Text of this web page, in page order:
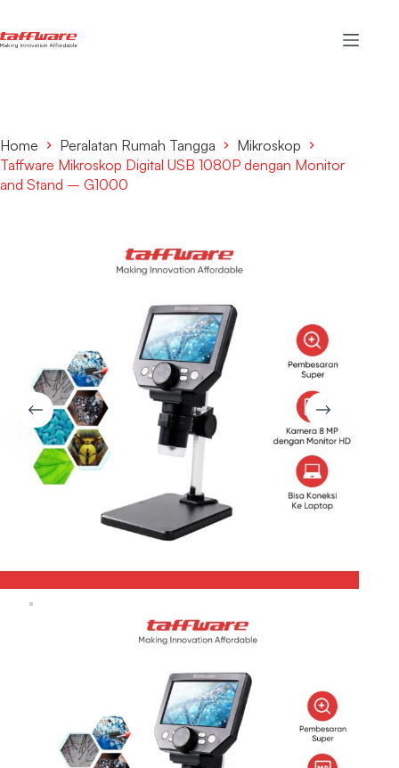
Home Peralatan Rumah Tangga
Mikroskop
Taffware Mikroskop Digital USB 1080P dengan Monitor
and Stand – G1000